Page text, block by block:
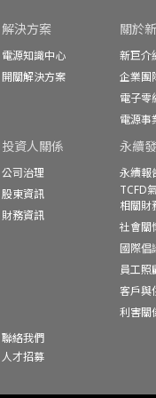
解決方案
電源知識中心
開關解決方案
關於
新巨介
企業團
電子零
電源事
投資人關係
公司治理
股東資訊
財務資訊
永續
永續報
TCFD
相關財
社會關
國際倡
員工照
客戶與
利害關
聯絡我們
人才招募